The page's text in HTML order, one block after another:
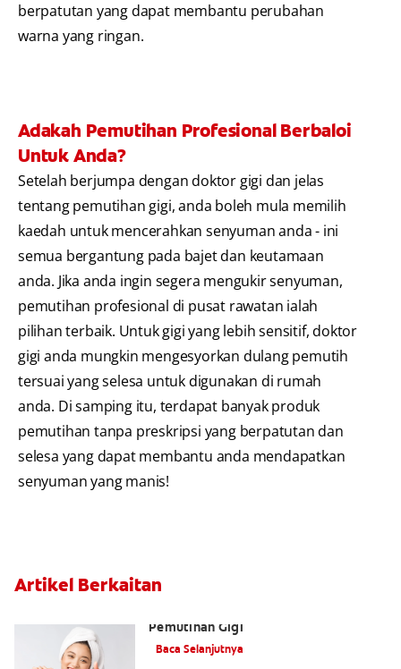
berpatutan yang dapat membantu perubahan
warna yang ringan.
Adakah Pemutihan Profesional Berbaloi
Untuk Anda?
Setelah berjumpa dengan doktor gigi dan jelas
tentang pemutihan gigi, anda boleh mula memilih
kaedah untuk mencerahkan senyuman anda - ini
semua bergantung pada bajet dan keutamaan
anda. Jika anda ingin segera mengukir senyuman,
pemutihan profesional di pusat rawatan ialah
pilihan terbaik. Untuk gigi yang lebih sensitif, doktor
gigi anda mungkin mengesyorkan dulang pemutih
tersuai yang selesa untuk digunakan di rumah
anda. Di samping itu, terdapat banyak produk
pemutihan tanpa preskripsi yang berpatutan dan
selesa yang dapat membantu anda mendapatkan
senyuman yang manis!
Artikel Berkaitan
Pemutihan Gigi
Baca Selanjutnya